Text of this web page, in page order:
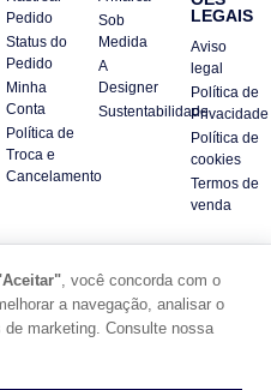
Pedido
Status do
Pedido
Minha
Conta
Política de
Troca e
Cancelamento
Sob
Medida
A
Designer
Sustentabilidade
LEGAIS
Aviso
legal
Política de
Privacidade
Política de
cookies
Termos de
venda
, você concorda com o
a navegação, analisar o
marketing. Consulte nossa